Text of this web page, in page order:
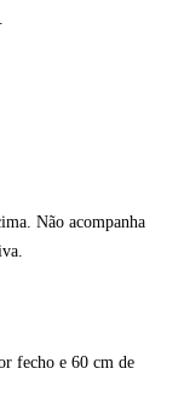
Não acompanha
fecho e 60 cm de